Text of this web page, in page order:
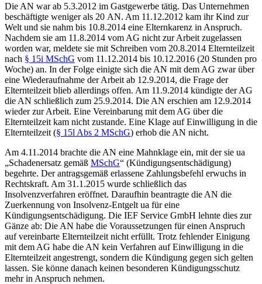
Die AN war ab 5.3.2012 im Gastgewerbe tätig. Das Unternehmen
beschäftigte weniger als 20 AN. Am 11.12.2012 kam ihr Kind zur
Welt und sie nahm bis 10.8.2014 eine Elternkarenz in Anspruch.
Nachdem sie am 11.8.2014 vom AG nicht zur Arbeit zugelassen
worden war, meldete sie mit Schreiben vom 20.8.2014 Elternteilzeit
nach § 15i MSchG vom 11.12.2014 bis 10.12.2016 (20 Stunden pro
Woche) an. In der Folge einigte sich die AN mit dem AG zwar über
eine Wiederaufnahme der Arbeit ab 12.9.2014, die Frage der
Elternteilzeit blieb allerdings offen. Am 11.9.2014 kündigte der AG
die AN schließlich zum 25.9.2014. Die AN erschien am 12.9.2014
wieder zur Arbeit. Eine Vereinbarung mit dem AG über die
Elternteilzeit kam nicht zustande. Eine Klage auf Einwilligung in die
Elternteilzeit (§ 15l Abs 2 MSchG) erhob die AN nicht.
Am 4.11.2014 brachte die AN eine Mahnklage ein, mit der sie ua
„Schadenersatz gemäß MSchG“ (Kündigungsentschädigung)
begehrte. Der antragsgemäß erlassene Zahlungsbefehl erwuchs in
Rechtskraft. Am 31.1.2015 wurde schließlich das
Insolvenzverfahren eröffnet. Daraufhin beantragte die AN die
Zuerkennung von Insolvenz-Entgelt ua für eine
Kündigungsentschädigung. Die IEF Service GmbH lehnte dies zur
Gänze ab: Die AN habe die Voraussetzungen für einen Anspruch
auf vereinbarte Elternteilzeit nicht erfüllt. Trotz fehlender Einigung
mit dem AG habe die AN kein Verfahren auf Einwilligung in die
Elternteilzeit angestrengt, sondern die Kündigung gegen sich gelten
lassen. Sie könne danach keinen besonderen Kündigungsschutz
mehr in Anspruch nehmen.